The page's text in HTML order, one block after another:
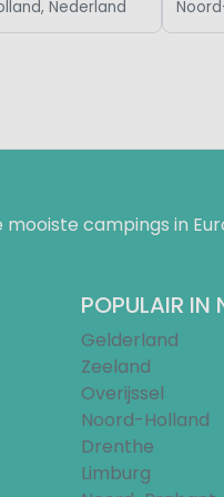
Nederland
campings in
POPULAIR IN
Gelderland
Zeeland
Overijssel
Noord-Holland
Drenthe
Limburg